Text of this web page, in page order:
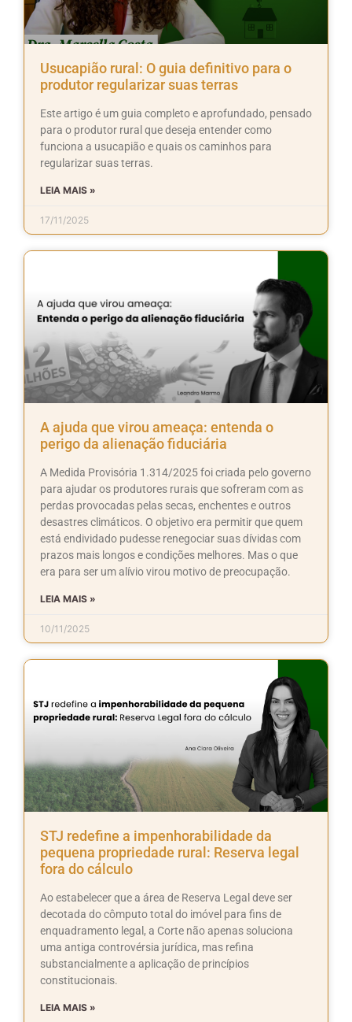
Usucapião rural: O guia definitivo para o
produtor regularizar suas terras
Este artigo é um guia completo e aprofundado, pensado
para o produtor rural que deseja entender como
funciona a usucapião e quais os caminhos para
regularizar suas terras.
LEIA MAIS »
17/11/2025
A ajuda que virou ameaça: entenda o
perigo da alienação fiduciária
A Medida Provisória 1.314/2025 foi criada pelo governo
para ajudar os produtores rurais que sofreram com as
perdas provocadas pelas secas, enchentes e outros
desastres climáticos. O objetivo era permitir que quem
está endividado pudesse renegociar suas dívidas com
prazos mais longos e condições melhores. Mas o que
era para ser um alívio virou motivo de preocupação.
LEIA MAIS »
10/11/2025
STJ redefine a impenhorabilidade da
pequena propriedade rural: Reserva legal
fora do cálculo
Ao estabelecer que a área de Reserva Legal deve ser
decotada do cômputo total do imóvel para fins de
enquadramento legal, a Corte não apenas soluciona
uma antiga controvérsia jurídica, mas refina
substancialmente a aplicação de princípios
constitucionais.
LEIA MAIS »